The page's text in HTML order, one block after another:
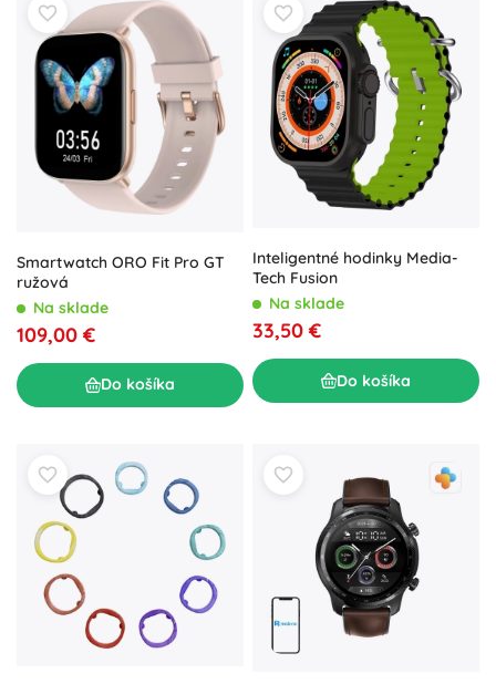
Smartwatch ORO Fit Pro GT
ružová
Na sklade
109,00 €
Do košíka
Inteligentné hodinky Media-
Tech Fusion
Na sklade
33,50 €
Do košíka